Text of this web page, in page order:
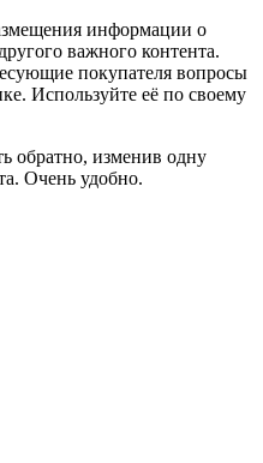
информации о
важного контента.
покупателя вопросы
Используйте её по своему
обратно, изменив одну
Очень удобно.